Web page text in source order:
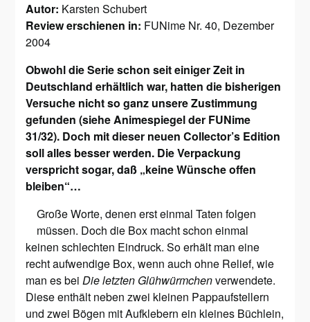
Autor: Karsten Schubert
Review erschienen in: FUNime Nr. 40, Dezember
2004
Obwohl die Serie schon seit einiger Zeit in
Deutschland erhältlich war, hatten die bisherigen
Versuche nicht so ganz unsere Zustimmung
gefunden (siehe Animespiegel der FUNime
31/32). Doch mit dieser neuen Collector’s Edition
soll alles besser werden. Die Verpackung
verspricht sogar, daß „keine Wünsche offen
bleiben“…
Große Worte, denen erst einmal Taten folgen
müssen. Doch die Box macht schon einmal
keinen schlechten Eindruck. So erhält man eine
recht aufwendige Box, wenn auch ohne Relief, wie
man es beiDie letzten Glühwürmchenverwendete.
Diese enthält neben zwei kleinen Pappaufstellern
und zwei Bögen mit Aufklebern ein kleines Büchlein,